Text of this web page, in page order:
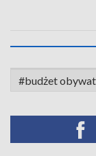
#budżet